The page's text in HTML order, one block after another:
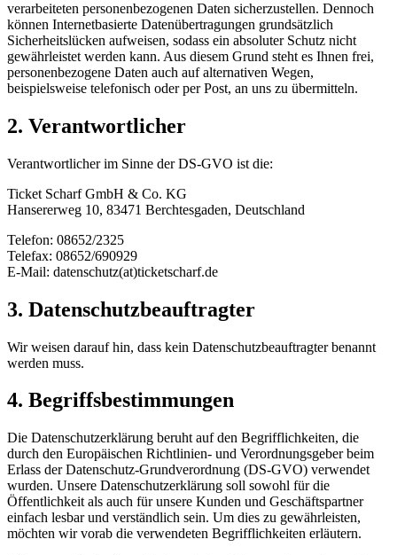
verarbeiteten personenbezogenen Daten sicherzustellen. Dennoch
können Internetbasierte Datenübertragungen grundsätzlich
Sicherheitslücken aufweisen, sodass ein absoluter Schutz nicht
gewährleistet werden kann. Aus diesem Grund steht es Ihnen frei,
personenbezogene Daten auch auf alternativen Wegen,
beispielsweise telefonisch oder per Post, an uns zu übermitteln.
2. Verantwortlicher
Verantwortlicher im Sinne der DS-GVO ist die:
Ticket Scharf GmbH & Co. KG
Hansererweg 10, 83471 Berchtesgaden, Deutschland
Telefon: 08652/2325
Telefax: 08652/690929
E-Mail: datenschutz(at)ticketscharf.de
3. Datenschutzbeauftragter
Wir weisen darauf hin, dass kein Datenschutzbeauftragter benannt
werden muss.
4. Begriffsbestimmungen
Die Datenschutzerklärung beruht auf den Begrifflichkeiten, die
durch den Europäischen Richtlinien- und Verordnungsgeber beim
Erlass der Datenschutz-Grundverordnung (DS-GVO) verwendet
wurden. Unsere Datenschutzerklärung soll sowohl für die
Öffentlichkeit als auch für unsere Kunden und Geschäftspartner
einfach lesbar und verständlich sein. Um dies zu gewährleisten,
möchten wir vorab die verwendeten Begrifflichkeiten erläutern.